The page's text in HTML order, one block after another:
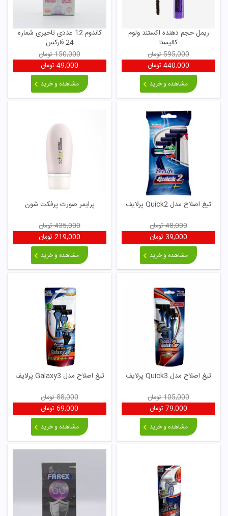
ریمل حجم دهنده اکستند ولوم
کالیستا
595,000تومان
440,000 تومان
مشاهده و خرید
کاندوم 12 عددی تاخیری شماره
24 فارکس
150,000تومان
49,000 تومان
مشاهده و خرید
تیغ اصلاح مدل Quick2 پرلایف
48,000تومان
39,000 تومان
مشاهده و خرید
پرایمر صورت پرفکت شون
435,000تومان
219,000 تومان
مشاهده و خرید
تیغ اصلاح مدل Quick3 پرلایف
105,000تومان
79,000 تومان
مشاهده و خرید
تیغ اصلاح مدل Galaxy3 پرلایف
88,000تومان
69,000 تومان
مشاهده و خرید